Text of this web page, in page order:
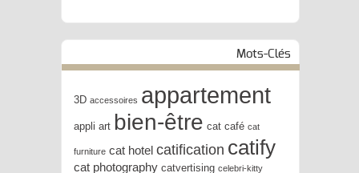
Mots-Clés
3D accessoires appartement
appli art bien-être cat café cat
furniture cat hotel catification catify
cat photography catvertising celebri-kitty